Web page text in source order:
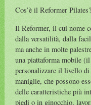
Cos’è il Reformer Pilates?
Il Reformer, il cui nome
dalla versatilità, dalla
ma anche in molte
una piattaforma mobile
personalizzare il livello
maniglie, che possono
delle caratteristiche più
piedi o in ginocchio,